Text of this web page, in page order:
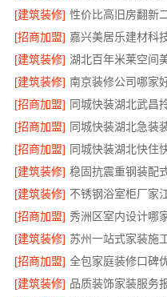
[建筑装修]
[招商加盟] 嘉兴美居乐建材科
[建筑装修]
[建筑装修] 南京装修公司哪家
[招商加盟] 同城快装湖北武昌
[招商加盟] 同城快装湖北急装
[招商加盟] 同城快装湖北快住
[建筑装修] 稳固抗震重钢装配
[建筑装修]
[招商加盟]
[建筑装修] 苏州一站式家装施
[招商加盟]
[建筑装修] 品质装饰家装服务